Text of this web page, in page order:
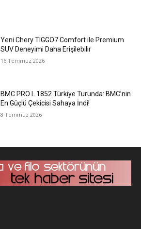
Yeni Chery TIGGO7 Comfort ile Premium
SUV Deneyimi Daha Erişilebilir
16 Temmuz 2026
BMC PRO L 1852 Türkiye Turunda: BMC’nin
En Güçlü Çekicisi Sahaya İndi!
8 Temmuz 2026